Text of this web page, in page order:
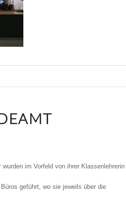
im Vorfeld von ihrer Klassenlehrerin
geführt, wo sie jeweils über die